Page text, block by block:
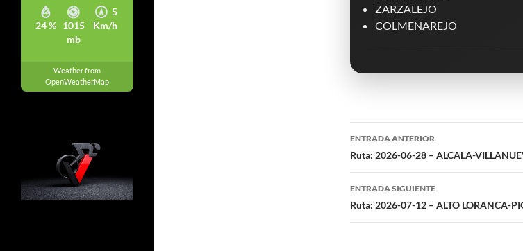
ZARZALEJO
COLMENAREJO
Navegación
de
entradas
ENTRADA ANTERIOR
Ruta: 2026-06-28 – ALCALA-
ENTRADA SIGUIENTE
Ruta: 2026-07-12 – ALTO LORANCA-
24 % 1015
mb
5
Km/h
Weather from
OpenWeatherMap